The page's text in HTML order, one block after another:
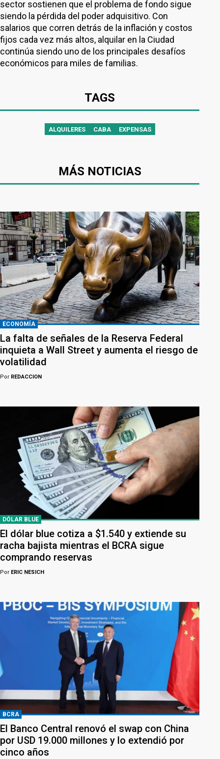
sector sostienen que el problema de fondo sigue
siendo la pérdida del poder adquisitivo. Con
salarios que corren detrás de la inflación y costos
fijos cada vez más altos, alquilar en la Ciudad
continúa siendo uno de los principales desafíos
económicos para miles de familias.
TAGS
ALQUILERES CABA EXPENSAS
MÁS NOTICIAS
ECONOMÍA
La falta de señales de la Reserva Federal
inquieta a Wall Street y aumenta el riesgo de
volatilidad
Por REDACCION
DÓLAR BLUE
El dólar blue cotiza a $1.540 y extiende su
racha bajista mientras el BCRA sigue
comprando reservas
Por ERIC NESICH
BCRA
El Banco Central renovó el swap con China
por USD 19.000 millones y lo extendió por
cinco años